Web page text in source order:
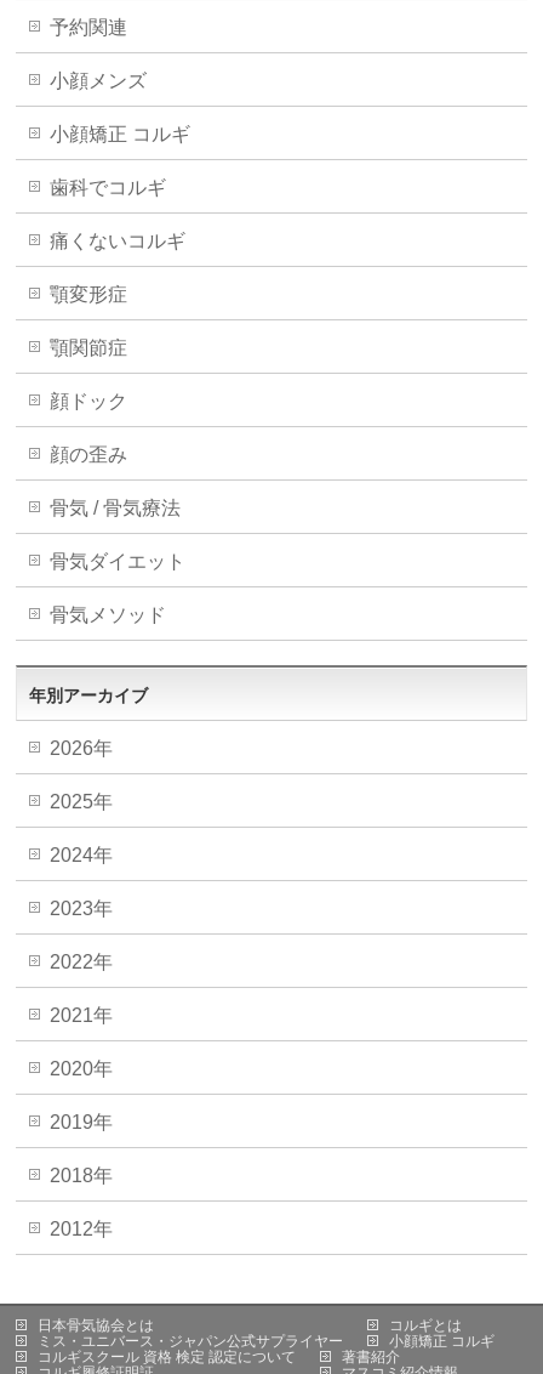
予約関連
小顔メンズ
小顔矯正 コルギ
歯科でコルギ
痛くないコルギ
顎変形症
顎関節症
顔ドック
顔の歪み
骨気 / 骨気療法
骨気ダイエット
骨気メソッド
年別アーカイブ
2026年
2025年
2024年
2023年
2022年
2021年
2020年
2019年
2018年
2012年
日本骨気協会とは
ミス・ユニバース・ジャパン公式サプライヤー
コルギとは
小顔矯正 コルギ
コルギスクール 資格 検定 認定について
著書紹介